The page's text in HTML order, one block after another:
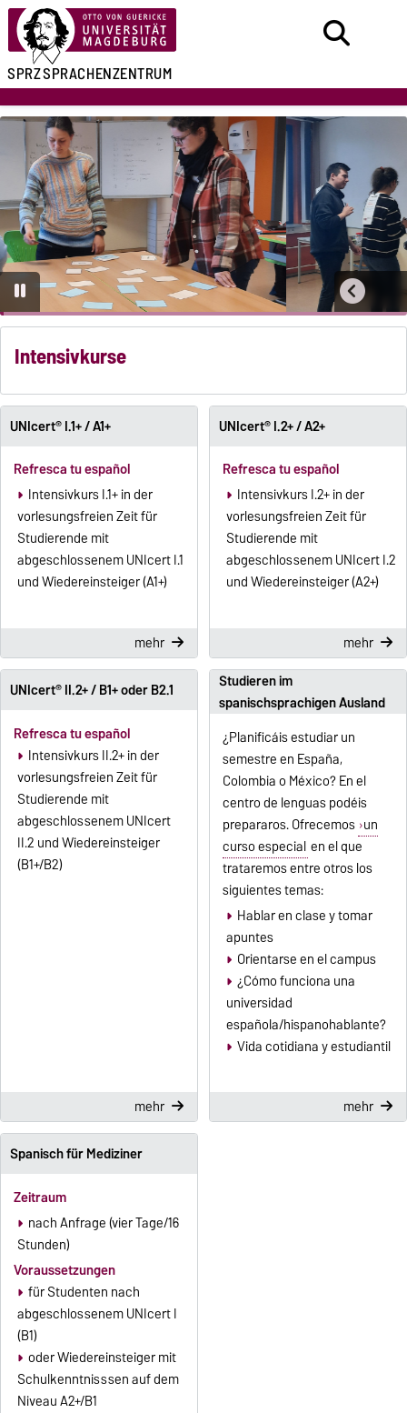
SPRZSPRACHENZENTRUM
Intensivkurse
UNIcert® I.1+ / A1+
Refresca tu español
Intensivkurs I.1+ in der
vorlesungsfreien Zeit für
Studierende mit
abgeschlossenem UNIcert I.1
und Wiedereinsteiger (A1+)
mehr
UNIcert® I.2+ / A2+
Refresca tu español
Intensivkurs I.2+ in der
vorlesungsfreien Zeit für
Studierende mit
abgeschlossenem UNIcert I.2
und Wiedereinsteiger (A2+)
mehr
UNIcert® II.2+ / B1+ oder B2.1
Refresca tu español
Intensivkurs II.2+ in der
vorlesungsfreien Zeit für
Studierende mit
abgeschlossenem UNIcert
II.2 und Wiedereinsteiger
(B1+/B2)
mehr
Studieren im
spanischsprachigen Ausland
¿Planificáis estudiar un
semestre en España,
Colombia o México? En el
centro de lenguas podéis
prepararos. Ofrecemos un
curso especial en el que
trataremos entre otros los
siguientes temas:
Hablar en clase y tomar
apuntes
Orientarse en el campus
¿Cómo funciona una
universidad
española/hispanohablante?
Vida cotidiana y estudiantil
mehr
Spanisch für Mediziner
Zeitraum
nach Anfrage (vier Tage/16
Stunden)
Voraussetzungen
für Studenten nach
abgeschlossenem UNIcert I
(B1)
oder Wiedereinsteiger mit
Schulkenntnisssen auf dem
Niveau A2+/B1